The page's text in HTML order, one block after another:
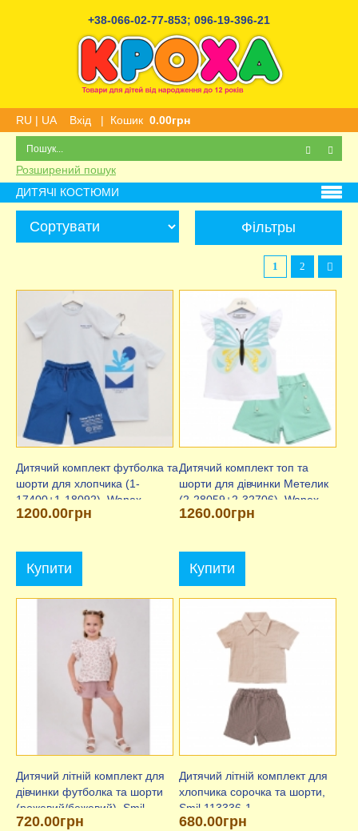
+38-066-02-77-853; 096-19-396-21
RU | UA Вхід | Кошик 0.00грн
Розширений пошук
ДИТЯЧІ КОСТЮМИ
Фільтры
1 2
Дитячий комплект футболка та
шорти для хлопчика (1-
17400+1-18092), Wanex
1200.00грн
Купити
Дитячий комплект топ та
шорти для дівчинки Метелик
(2-28059+2-32706), Wanex
1260.00грн
Купити
Дитячий літній комплект для
дівчинки футболка та шорти
(рожевий/бежевий), Smil
113335-1
720.00грн
Дитячий літній комплект для
хлопчика сорочка та шорти,
Smil 113336-1
680.00грн